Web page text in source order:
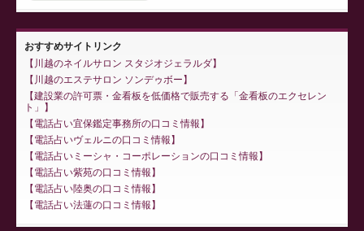
おすすめサイトリンク
川越のネイルサロン スタジオジェラルダ
川越のエステサロン ソンデゥボー
建設業の許可票・金看板を低価格で販売する「金看板のエクセレン
ト」
電話占い宜保鑑定事務所の口コミ情報
電話占いヴェルニの口コミ情報
電話占いミーシャ・コーポレーションの口コミ情報
電話占い紫苑の口コミ情報
電話占い陸奥の口コミ情報
電話占い法蓮の口コミ情報